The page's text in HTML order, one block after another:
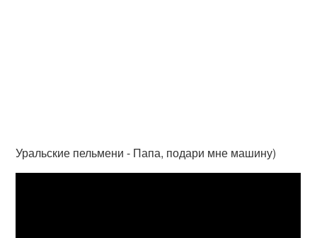
Уральские пельмени - Папа, подари мне машину)